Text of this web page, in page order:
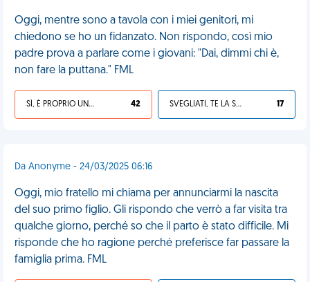
Oggi, mentre sono a tavola con i miei genitori, mi
chiedono se ho un fidanzato. Non rispondo, così mio
padre prova a parlare come i giovani: "Dai, dimmi chi è,
non fare la puttana." FML
SÌ, È PROPRIO UNA VDM! 42 SVEGLIATI, TE LA SEI CERCATA! 17
Da Anonyme - 24/03/2025 06:16
Oggi, mio fratello mi chiama per annunciarmi la nascita
del suo primo figlio. Gli rispondo che verrò a far visita tra
qualche giorno, perché so che il parto è stato difficile. Mi
risponde che ho ragione perché preferisce far passare la
famiglia prima. FML